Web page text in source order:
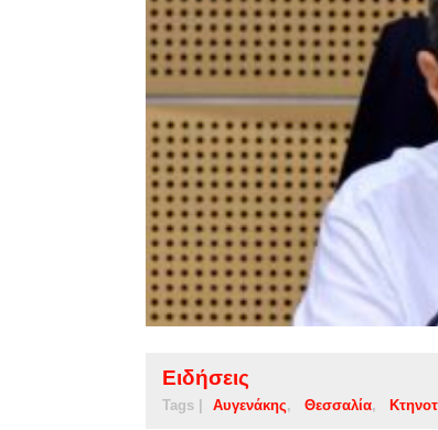
Ειδήσεις
Tags | Αυγενάκης Θεσσαλία